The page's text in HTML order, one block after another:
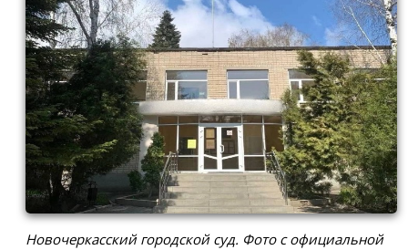
Новочеркасский городской суд. Фото с официальной